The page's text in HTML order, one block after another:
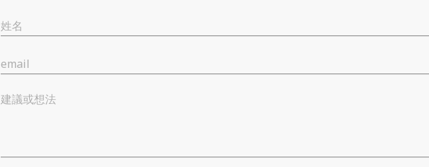
姓名
email
建議或想法